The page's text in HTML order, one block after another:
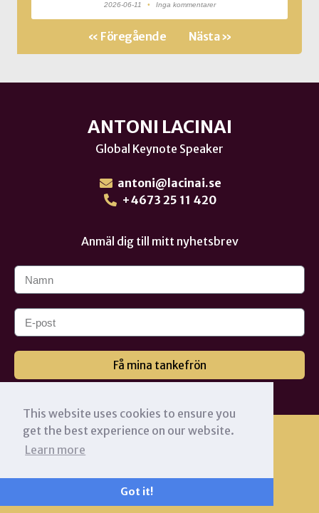
This website uses cookies to ensure you
get the best experience on our website.
Learn more
Got it!
2026-06-11 Inga kommentarer
« Föregående Nästa »
ANTONI LACINAI
Global Keynote Speaker
antoni@lacinai.se
+4673 25 11 420
Anmäl dig till mitt nyhetsbrev
Få mina tankefrön